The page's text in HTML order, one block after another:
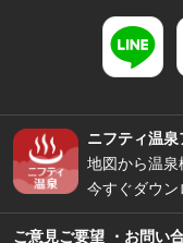
ニフティ温泉
地図から温泉
今すぐダウン
ご意見ご要望 ・お問い